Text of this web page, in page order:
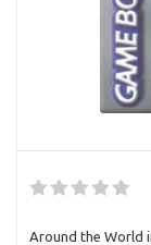
Around the World